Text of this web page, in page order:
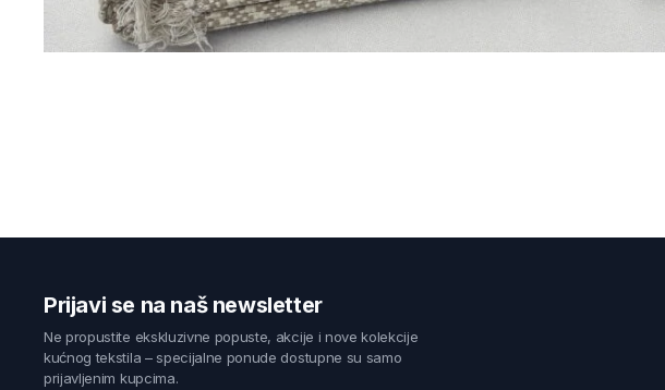
Prijavi se na naš newsletter
Ne propustite ekskluzivne popuste, akcije i nove kolekcije
kućnog tekstila – specijalne ponude dostupne su samo
prijavljenim kupcima.